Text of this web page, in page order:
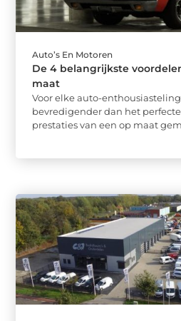
Auto’s En Motoren
De 4 belangrijkste
maat
Voor elke auto-
bevredigender dan het
prestaties van een op maat